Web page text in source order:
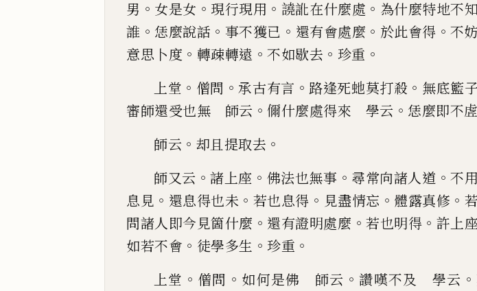
男 。 女是女 。 現行現用 。 譊訛在什麼處 。 為什麼特地不
誰 。 恁麼說話 。 事不獲已 。 還有會處麼 。 於此會得 。不
意思 卜度 。 轉疎轉遠 。 不如歇去 。 珍重 。
上堂 。 僧問 。承古有言 。路逢死虵莫打殺 。 無底籃
審師還受也無 師云 。 儞什麼處得來 學云 。 恁麼即不
師云 。 却且提取去 。
師又云 。諸上座 。 佛法也無事 。 尋常向諸人道 。不
息見 。 還息得也未 。 若也息得 。 見盡情忘 。 體露真修 。
問諸人即今見箇什麼 。 還有證明處麼 。若也明得 。 許上
如若不會 。 徒學多生 。 珍重 。
上堂 。 僧問 。 如何是佛 師云 。讚嘆不及 學云 。